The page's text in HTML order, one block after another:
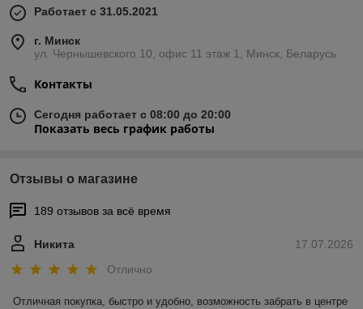
Работает с 31.05.2021
г. Минск
ул. Чернышевского 10, офис 11 этаж 1, Минск, Беларусь
Контакты
Сегодня работает с 08:00 до 20:00
Показать весь график работы
Отзывы о магазине
189 отзывов за всё время
17.07.2026
Никита
Отлично
Отличная покупка, быстро и удобно, возможность забрать в центре